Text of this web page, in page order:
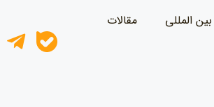
المللی
مقالات